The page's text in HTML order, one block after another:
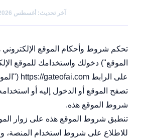
آخر تحديث: أغسطس 2026
تحكم شروط وأحكام الموقع
الموقع") دخولك واستخدامك للموقع
على الرابط https://gateofai.com
تصفح الموقع أو الدخول إليه أو
شروط الموقع هذه.
تنطبق شروط الموقع هذه على زوار
للاطلاع على شروط استخدام المنصة،